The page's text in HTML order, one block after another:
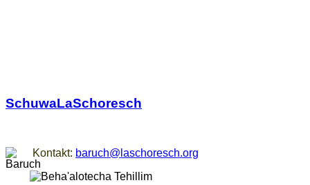
SchuwaLaSchoresch
Kontakt: baruch@laschoresch.org